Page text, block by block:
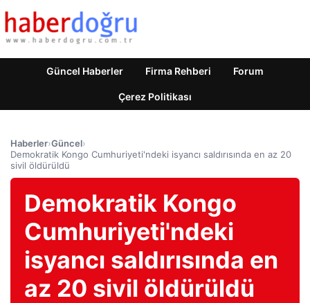
Güncel Haberler Firma Rehberi Forum
Çerez Politikası
Haberler›Güncel›
Demokratik Kongo Cumhuriyeti'ndeki isyancı saldırısında en az 20
sivil öldürüldü
Demokratik Kongo
Cumhuriyeti'ndeki
isyancı saldırısında en
az 20 sivil öldürüldü